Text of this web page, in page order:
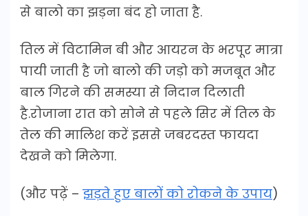
से बालो का झड़ना बंद हो जाता है.
तिल में विटामिन बी और आयरन के भरपूर मात्रा
पायी जाती है जो बालो की जड़ो को मजबूत और
बाल गिरने की समस्या से निदान दिलाती
है.रोजाना रात को सोने से पहले सिर में तिल के
तेल की मालिश करें इससे जबरदस्त फायदा
देखने को मिलेगा.
(और पढ़ें – झड़ते हुए बालों को रोकने के उपाय)